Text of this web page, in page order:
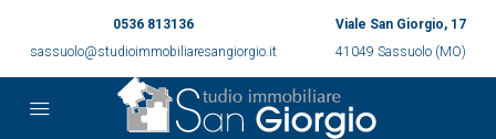
0536 813136
sassuolo@studioimmobiliaresangiorgio.it
Viale San Giorgio, 17
41049 Sassuolo (MO)